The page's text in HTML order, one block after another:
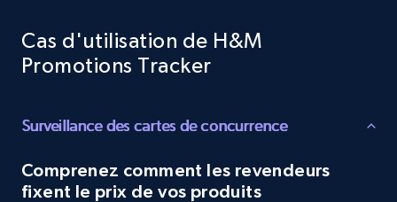
specified keywords
URL, Product id, Title, Product description,
Cas d'utilisation de H&M
Promotions Tracker
Surveillance des cartes de concurrence
Comprenez comment les revendeurs
fixent le prix de vos produits